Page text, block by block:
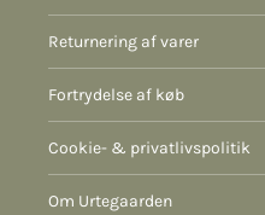
Returnering af varer
Fortrydelse af køb
Cookie- & privatlivspolitik
Om Urtegaarden